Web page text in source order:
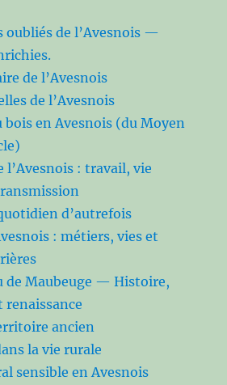
oubliés de l’Avesnois —
de l’Avesnois
de l’Avesnois
bois en Avesnois (du Moyen
l’Avesnois : travail, vie
d’autrefois
: métiers, vies et
de Maubeuge — Histoire,
ancien
la vie rurale
sensible en Avesnois